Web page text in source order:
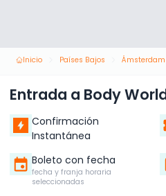
Inicio Países Bajos Ámsterdam
Entrada a Body
Confirmación
Instantánea
Boleto con fecha
fecha y franja horaria
seleccionadas